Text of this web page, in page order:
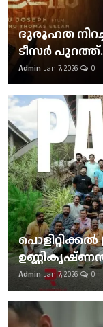
ദുരൂഹത
ടീസര്‍
Admin Jan 7, 2026 0
ഉണ്ണികൃഷ്ണന്‍-
Admin Jan 7, 2026 0